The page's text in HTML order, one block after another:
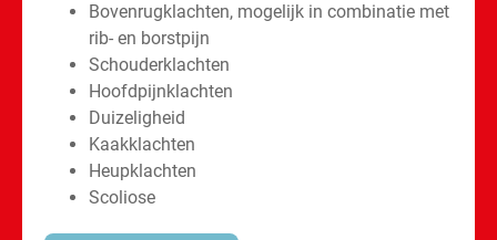
Bovenrugklachten, mogelijk in combinatie met
rib- en borstpijn
Schouderklachten
Hoofdpijnklachten
Duizeligheid
Kaakklachten
Heupklachten
Scoliose